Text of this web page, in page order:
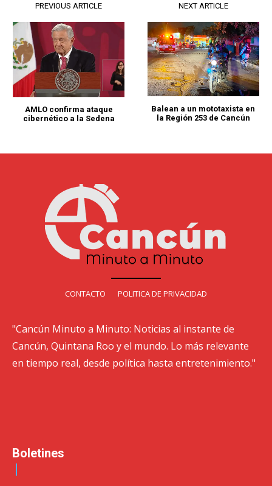
PREVIOUS ARTICLE
AMLO confirma ataque
cibernético a la Sedena
NEXT ARTICLE
Balean a un mototaxista en
la Región 253 de Cancún
CONTACTO POLITICA DE PRIVACIDAD
"Cancún Minuto a Minuto: Noticias al instante de
Cancún, Quintana Roo y el mundo. Lo más relevante
en tiempo real, desde política hasta entretenimiento."
Boletines